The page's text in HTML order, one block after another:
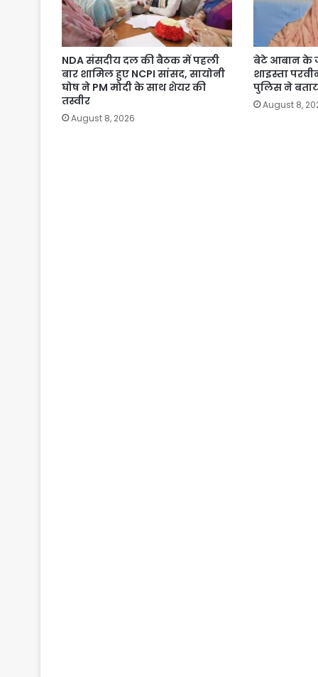
NDA संसदीय दल की बैठक में पहली
बार शामिल हुए NCPI सांसद, सायोनी
घोष ने PM मोदी के साथ शेयर की
तस्वीर
August 8, 2026
बेटे आबान के
शाइस्ता
पुलिस ने
August 8,